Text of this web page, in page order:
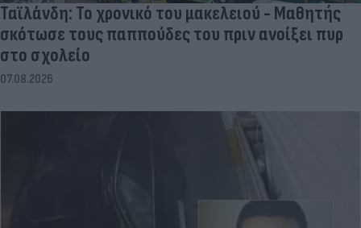
Ταϊλάνδη: Το χρονικό του μακελειού - Μαθητής
σκότωσε τους παππούδες του πριν ανοίξει πυρ
στο σχολείο
07.08.2026